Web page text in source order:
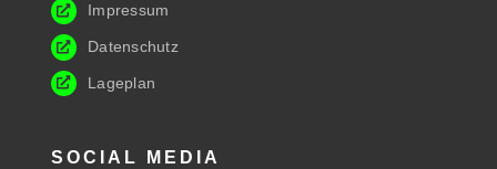
Impressum
Datenschutz
Lageplan
SOCIAL MEDIA